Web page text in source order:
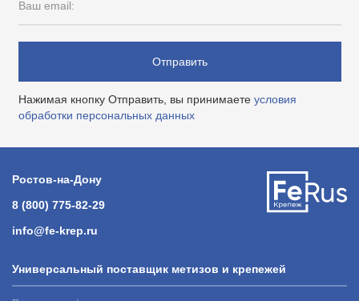
Ваш email:
Отправить
Нажимая кнопку Отправить, вы принимаете условия
обработки персональных данных
Ростов-на-Дону
8 (800) 775-82-29
info@fe-krep.ru
Универсальный поставщик метизов и крепежей